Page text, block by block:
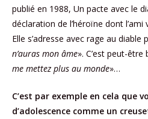
publié en 1988, Un pacte avec le
déclaration de l’héroïne dont
Elle s’adresse avec rage au diable
n’auras mon âme». C’est peut-être
me mettez plus au monde»…
C’est par exemple en cela que
d’adolescence comme un